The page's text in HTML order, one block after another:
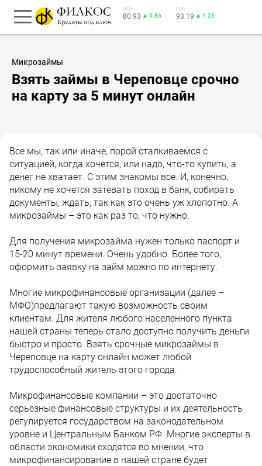
USD
80.93 ▲ 0.86
EUR
93.19 ▲ 1.23
Микрозаймы
Взять займы в Череповце срочно
на карту за 5 минут онлайн
Все мы, так или иначе, порой сталкиваемся с
ситуацией, когда хочется, или надо, что-то купить, а
денег не хватает. С этим знакомы все. И, конечно,
никому не хочется затевать поход в банк, собирать
документы, ждать, так как это очень уж хлопотно. А
микрозаймы – это как раз то, что нужно.
Для получения микрозайма нужен только паспорт и
15-20 минут времени. Очень удобно. Более того,
оформить заявку на займ можно по интернету.
Многие микрофинансовые организации (далее –
МФО)предлагают такую возможность своим
клиентам. Для жителя любого населенного пункта
нашей страны теперь стало доступно получить деньги
быстро и просто. Взять срочные микрозаймы в
Череповце на карту онлайн может любой
трудоспособный житель этого города.
Микрофинансовые компании – это достаточно
серьезные финансовые структуры и их деятельность
регулируется государством на законодательном
уровне и Центральным Банком РФ. Многие эксперты в
области экономики сходятся во мнении, что
микрофинансирование в нашей стране будет